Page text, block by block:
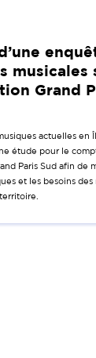
musicales
Grand
actuelles en
étude pour le
Paris Sud afin de
et les besoins des